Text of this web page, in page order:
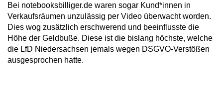
Bei notebooksbilliger.de waren sogar Kund*innen in
Verkaufsräumen unzulässig per Video überwacht worden.
Dies wog zusätzlich erschwerend und beeinflusste die
Höhe der Geldbuße. Diese ist die bislang höchste, welche
die LfD Niedersachsen jemals wegen DSGVO-Verstößen
ausgesprochen hatte.